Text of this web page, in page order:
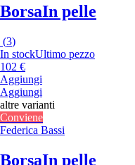
BorsaIn pelle
(3)
In stockUltimo pezzo
102 €
Aggiungi
Aggiungi
altre varianti
Conviene
Federica Bassi
BorsaIn pelle